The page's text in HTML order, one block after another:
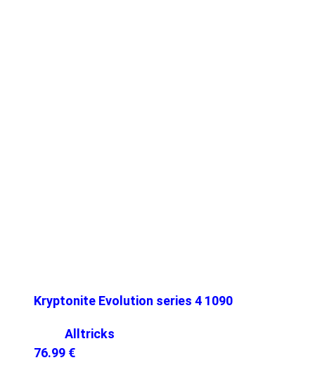
Kryptonite Evolution series 4 1090
Alltricks
76.99 €